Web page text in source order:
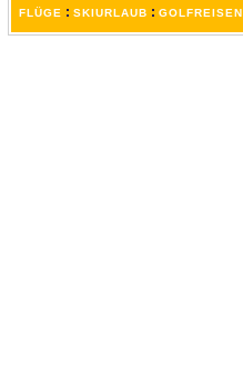
FLÜGE : SKIURLAUB : GOLFREISEN